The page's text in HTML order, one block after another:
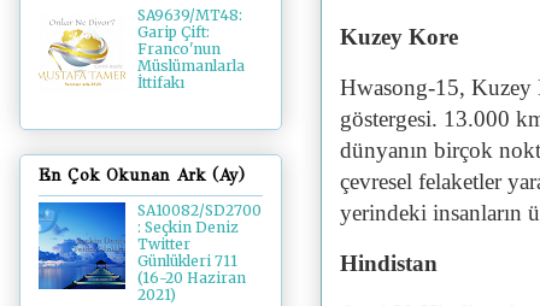
Kuzey Kore
Hwasong-15, Kuzey
göstergesi. 13.000
dünyanın birçok
çevresel felaketler
yerindeki insanların
Hindistan
SA9639/MT48:
Garip Çift:
Franco'nun
Müslümanlarla
İttifakı
En Çok Okunan Ark (Ay)
SA10082/SD2700
: Seçkin Deniz
Twitter
Günlükleri 711
(16-20 Haziran
2021)